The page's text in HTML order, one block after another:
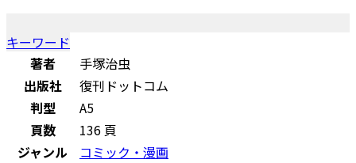
キーワード
著者
手塚治虫
出版社
復刊ドットコム
判型
A5
頁数
136 頁
ジャンル
コミック・漫画